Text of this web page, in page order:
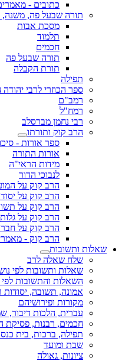
כתובים -
תורה שבעל פה, משנה,
מסכת אבות
תלמוד
חכמים
תורה שבעל פה
תורת הקבלה
תפילה
ספר הכוזרי לרבי יהודה
רמב"ם
רמח"ל
רבי נחמן מברסלב
הרב קוק ותורתו
ספר אורות -
אורות התורה
מידות הראי"ה
לנבוכי הדור
הרב קוק על
הרב קוק על
הרב קוק על
הרב קוק על
הרב קוק על
הרב קוק -
שאלות ותשובות
שלח שאלה לרב
שאלות ותשובות לפי
השאלות והתשובות
אמונה, תשובה, יסודות
מקורות ופירושיהם
עברית, הלכות דיבור,
חכמים, רבנות, פסיקת
תפילה, ברכות, בית
שבת ומועד
ציונות, גאולה